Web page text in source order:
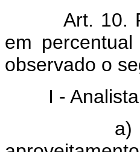
Art. 10.
em
observado o
I - Analista e
a) de